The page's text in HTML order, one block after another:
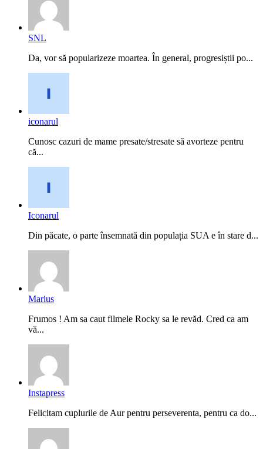
SNL
Da, vor să popularizeze moartea. În general, progresiștii po...
iconarul
Cunosc cazuri de mame presate/stresate să avorteze pentru
că...
Iconarul
Din păcate, o parte însemnată din populația SUA e în stare d...
Marius
Frumos ! Am sa caut filmele Rocky sa le revăd. Cred ca am
vă...
Instapress
Felicitam cuplurile de Aur pentru perseverenta, pentru ca do...